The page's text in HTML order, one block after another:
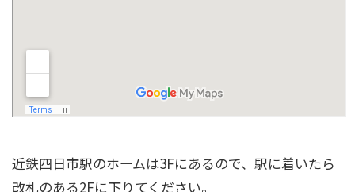
近鉄四日市駅のホームは3Fにあるので、駅に着いたら
改札のある2Fに下りてください。